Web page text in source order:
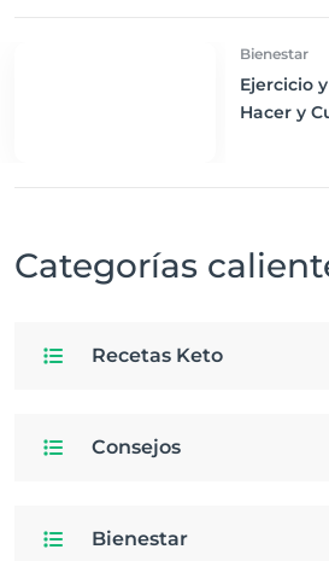
Bienestar
Ejercicio
Hacer y
Categorías
Recetas Keto
Consejos
Bienestar